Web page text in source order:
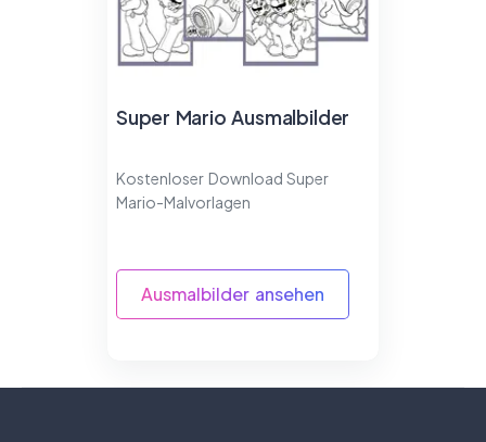
Super Mario Ausmalbilder
Kostenloser Download Super
Mario-Malvorlagen
Ausmalbilder ansehen